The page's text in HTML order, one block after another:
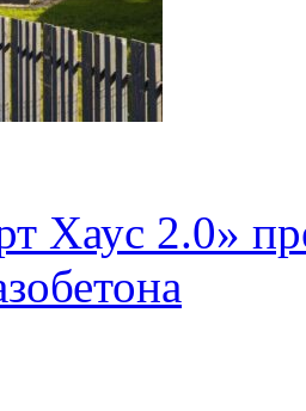
2.0»